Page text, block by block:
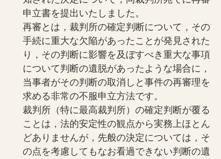
申立書を提出いたしました。
再審とは，裁判所の確定判断について，その
手続に重大な欠陥があったことが発見された
り，その判断に影響を及ぼすべき重大な事項
について判断の遺脱があったような場合に，
当事者がその判断の取消しと事件の再審理を
求める非常の不服申立方法です。
裁判所（特に最高裁判所）の確定判断が覆る
ことは，法的安定性の観点から実務上ほとん
どありませんが，先般の決定については，そ
の点を考慮してもなお看過できない判断の遺